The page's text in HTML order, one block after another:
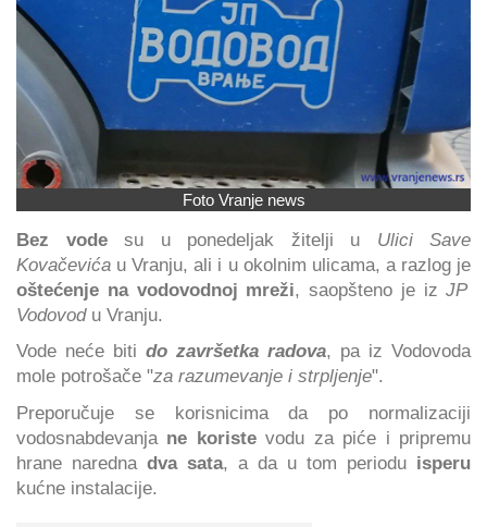
Foto Vranje news
Bez vodesu u ponedeljak žitelji u Ulici Save
Kovačevića u Vranju, ali i u okolnim ulicama, a razlog je
oštećenje na vodovodnoj mreži, saopšteno je iz JP
Vodovod u Vranju.
Vode neće biti do završetka radova, pa iz Vodovoda
mole potrošače "za razumevanje i strpljenje".
Preporučuje se korisnicima da po normalizaciji
vodosnabdevanja ne koristevodu za piće i pripremu
hrane naredna dva sata, a da u tom periodu isperu
kućne instalacije.